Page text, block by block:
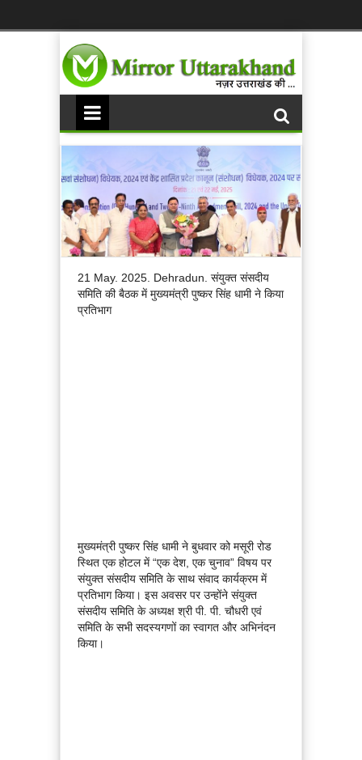
21 May. 2025. Dehradun. संयुक्त संसदीय
समिति की बैठक में मुख्यमंत्री पुष्कर सिंह धामी ने किया
प्रतिभाग
मुख्यमंत्री पुष्कर सिंह धामी ने बुधवार को मसूरी रोड
स्थित एक होटल में “एक देश, एक चुनाव” विषय पर
संयुक्त संसदीय समिति के साथ संवाद कार्यक्रम में
प्रतिभाग किया। इस अवसर पर उन्होंने संयुक्त
संसदीय समिति के अध्यक्ष श्री पी. पी. चौधरी एवं
समिति के सभी सदस्यगणों का स्वागत और अभिनंदन
किया।